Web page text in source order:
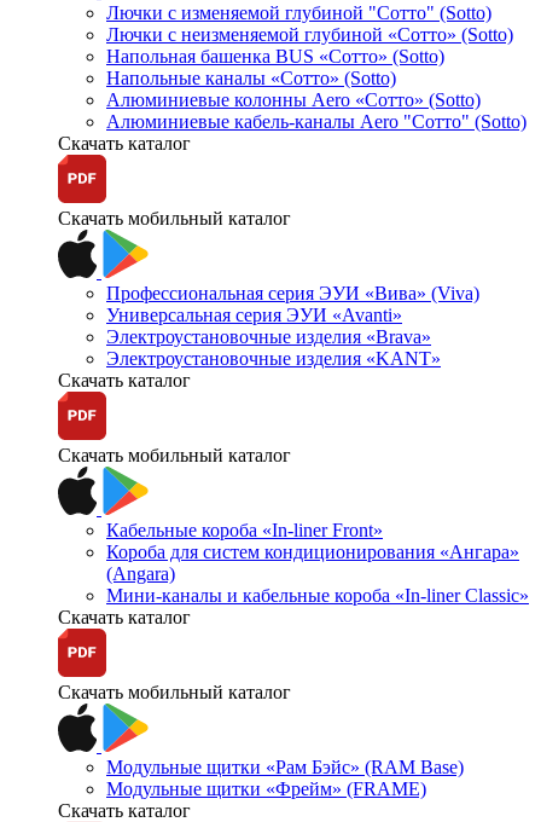
Лючки с изменяемой глубиной "Сотто" (Sotto)
Лючки с неизменяемой глубиной «Сотто» (Sotto)
Напольная башенка BUS «Сотто» (Sotto)
Напольные каналы «Сотто» (Sotto)
Алюминиевые колонны Aero «Сотто» (Sotto)
Алюминиевые кабель-каналы Aero "Сотто" (Sotto)
Скачать каталог
Скачать мобильный каталог
Профессиональная серия ЭУИ «Вива» (Viva)
Универсальная серия ЭУИ «Avanti»
Электроустановочные изделия «Brava»
Электроустановочные изделия «KANT»
Скачать каталог
Скачать мобильный каталог
Кабельные короба «In-liner Front»
Короба для систем кондиционирования «Ангара»
(Angara)
Мини-каналы и кабельные короба «In-liner Classic»
Скачать каталог
Скачать мобильный каталог
Модульные щитки «Рам Бэйс» (RAM Base)
Модульные щитки «Фрейм» (FRAME)
Скачать каталог